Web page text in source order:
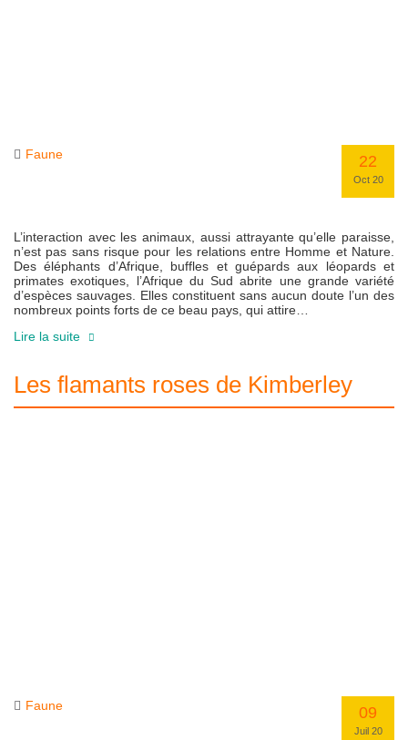
Faune 22
Oct 20
L’interaction avec les animaux, aussi attrayante qu’elle paraisse,
n’est pas sans risque pour les relations entre Homme et Nature.
Des éléphants d’Afrique, buffles et guépards aux léopards et
primates exotiques, l’Afrique du Sud abrite une grande variété
d’espèces sauvages. Elles constituent sans aucun doute l’un des
nombreux points forts de ce beau pays, qui attire…
Lire la suite
Les flamants roses de Kimberley
Faune 09
Juil 20